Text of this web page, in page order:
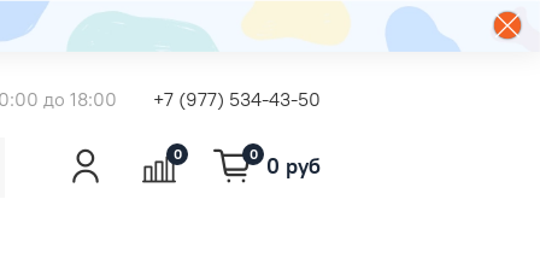
до 18:00 +7 (977) 534-43-50
0 0 0 руб